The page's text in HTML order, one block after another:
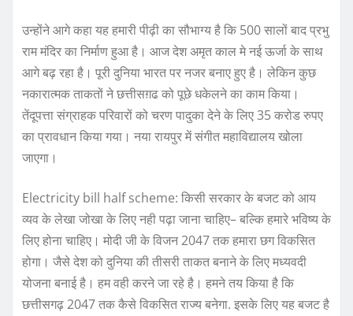
उन्होंने आगे कहा यह हमारी पीढ़ी का सौभाग्य है कि 500 सालों बाद प्रभु
राम मंदिर का निर्माण हुआ है। आज देश अमृत काल मे नई ऊर्जा के साथ
आगे बढ़ रहा है। पूरी दुनिया भारत पर नजर बनाए हुए है। लेकिन कुछ
नकारात्मक ताकतों ने छत्तीसग़ढ को पूछे धकेलने का काम किया।
तेंदूपत्ता संग्राहक परिवारों को चरण पादुका देने के लिए 35 करोड रुपए
का प्रावधान किया गया। नया रायपुर में संगीत महाविद्यालय खोला
जाएगा।
Electricity bill half scheme: किसी सरकार के बजट को आय
व्यव के लेखा जोखा के लिए नही पढ़ा जाना चाहिए– बल्कि हमारे भविष्य के
लिए होना चाहिए। मोदी जी के विजन 2047 तक हमारा छग विकसित
होगा। जैसे देश को दुनिया की तीसरी ताकत बनाने के लिए मध्यवदी
योजना बनाई है। हम वही करने जा रहे है। हमने तय किया है कि
छत्तीसगढ़ 2047 तक कैसे विकसित राज्य बनेगा. इसके लिए यह बजट है